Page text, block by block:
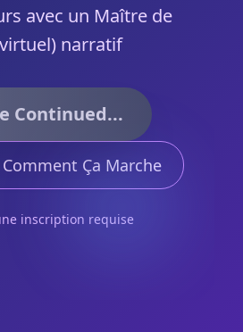
avec un Maître de
narratif
Continued...
Ça Marche
inscription requise